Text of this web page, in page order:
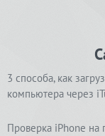
3 способа, как
компьютера через
Проверка iPhone на